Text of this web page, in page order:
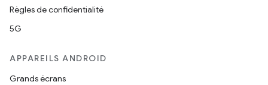
Règles de confidentialité
5G
APPAREILS ANDROID
Grands écrans